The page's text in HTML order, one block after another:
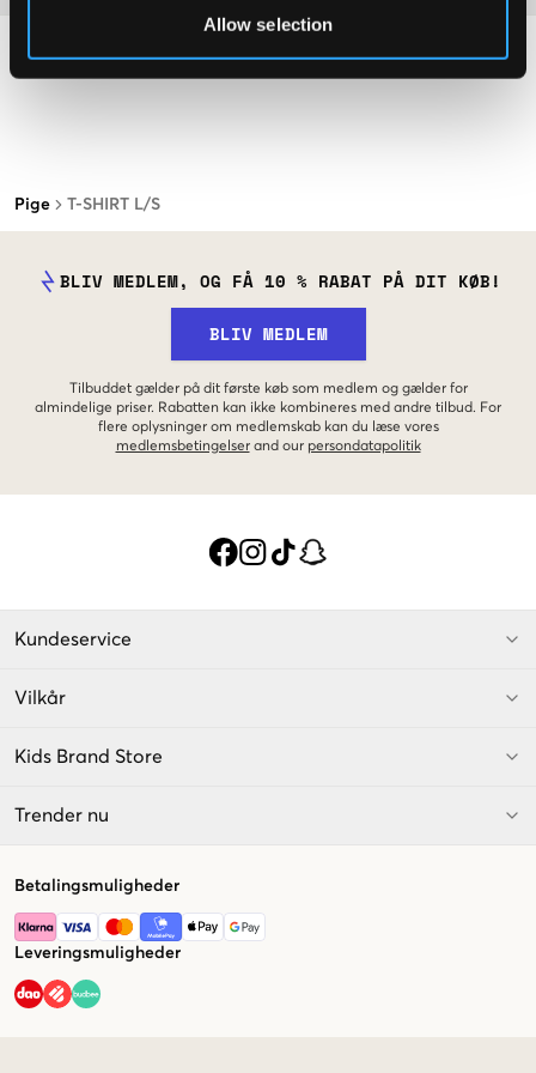
Allow selection
Pige T-SHIRT L/S
BLIV MEDLEM, OG FÅ 10 % RABAT PÅ DIT KØB!
BLIV MEDLEM
Tilbuddet gælder på dit første køb som medlem og gælder for
almindelige priser. Rabatten kan ikke kombineres med andre tilbud. For
flere oplysninger om medlemskab kan du læse vores
medlemsbetingelser and our persondatapolitik
Kundeservice
Vilkår
Kids Brand Store
Trender nu
Betalingsmuligheder
Leveringsmuligheder